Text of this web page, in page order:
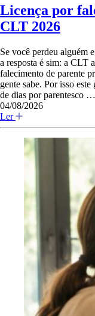
Licença por
CLT 2026
Se você perdeu alguém
a resposta é sim: a CLT
falecimento de parente
gente sabe. Por isso
de dias por parentesco …
04/08/2026
Ler